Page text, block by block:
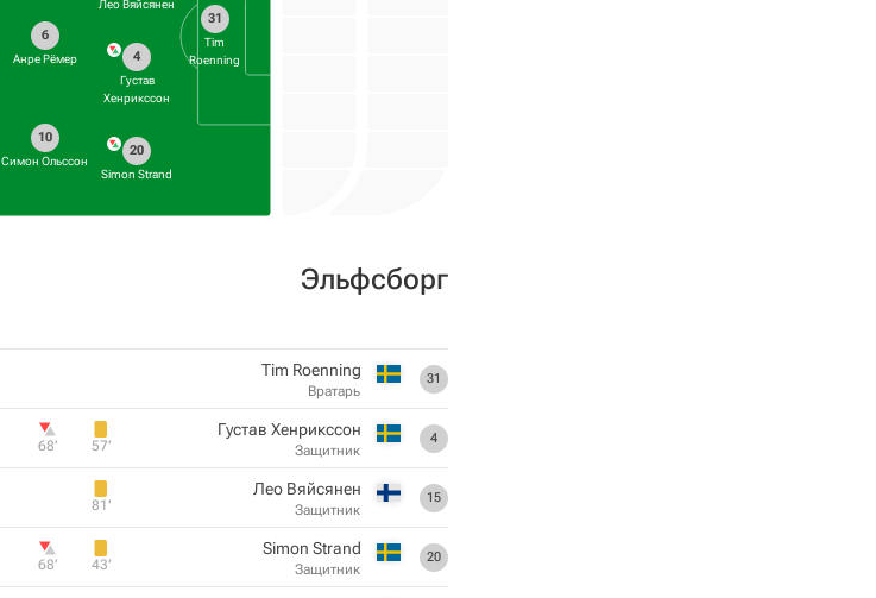
31
Tim
Roenning
Лео Вяйсянен
4
Густав
Хенрикссон
20
Simon Strand
6
Анре Рёмер
10
Симон Ольссон
Эльфсборг
31
Tim Roenning
Вратарь
4
Густав Хенрикссон
Защитник
57‎’‎
68‎’‎
15
Лео Вяйсянен
Защитник
81‎’‎
20
Simon Strand
Защитник
43‎’‎
68‎’‎